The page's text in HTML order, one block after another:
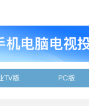
TV版 PC版